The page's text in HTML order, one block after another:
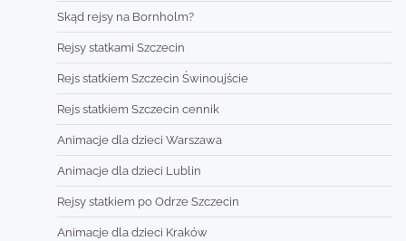
Skąd rejsy na Bornholm?
Rejsy statkami Szczecin
Rejs statkiem Szczecin Świnoujście
Rejs statkiem Szczecin cennik
Animacje dla dzieci Warszawa
Animacje dla dzieci Lublin
Rejsy statkiem po Odrze Szczecin
Animacje dla dzieci Kraków